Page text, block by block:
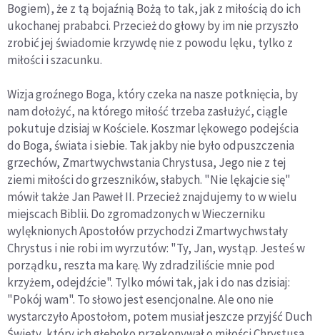
Bogiem), że z tą bojaźnią Bożą to tak, jak z miłością do ich
ukochanej prababci. Przecież do głowy by im nie przyszło
zrobić jej świadomie krzywdę nie z powodu lęku, tylko z
miłości i szacunku.
Wizja groźnego Boga, który czeka na nasze potknięcia, by
nam dołożyć, na którego miłość trzeba zasłużyć, ciągle
pokutuje dzisiaj w Kościele. Koszmar lękowego podejścia
do Boga, świata i siebie. Tak jakby nie było odpuszczenia
grzechów, Zmartwychwstania Chrystusa, Jego nie z tej
ziemi miłości do grzeszników, słabych. "Nie lękajcie się"
mówił także Jan Paweł II. Przecież znajdujemy to w wielu
miejscach Biblii. Do zgromadzonych w Wieczerniku
wylęknionych Apostołów przychodzi Zmartwychwstały
Chrystus i nie robi im wyrzutów: "Ty, Jan, wystąp. Jesteś w
porządku, reszta ma karę. Wy zdradziliście mnie pod
krzyżem, odejdźcie". Tylko mówi tak, jak i do nas dzisiaj:
"Pokój wam". To słowo jest esencjonalne. Ale ono nie
wystarczyło Apostołom, potem musiał jeszcze przyjść Duch